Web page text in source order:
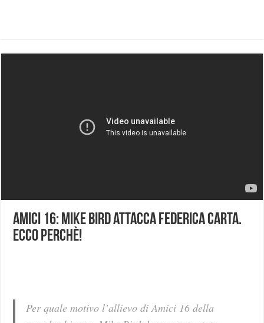
Amici 16: Mike Bird attacca Federica Carta.
Ecco perchè!
Per quale motivo l’allievo di Amici 16 della